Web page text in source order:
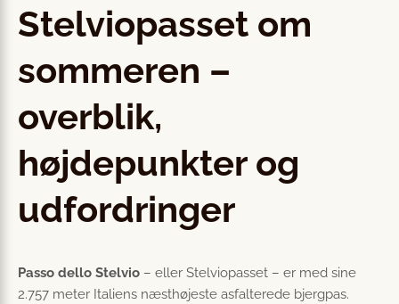
Stelviopasset om
sommeren –
overblik,
højdepunkter og
udfordringer
Passo dello Stelvio – eller Stelviopasset – er med sine
2.757 meter Italiens næsthøjeste asfalterede bjergpas.